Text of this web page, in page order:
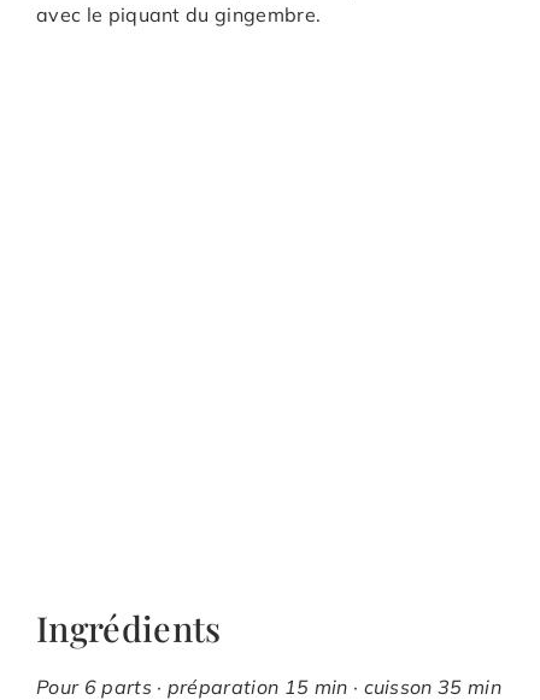
avec le piquant du gingembre.
Ingrédients
Pour 6 parts · préparation 15 min · cuisson 35 min